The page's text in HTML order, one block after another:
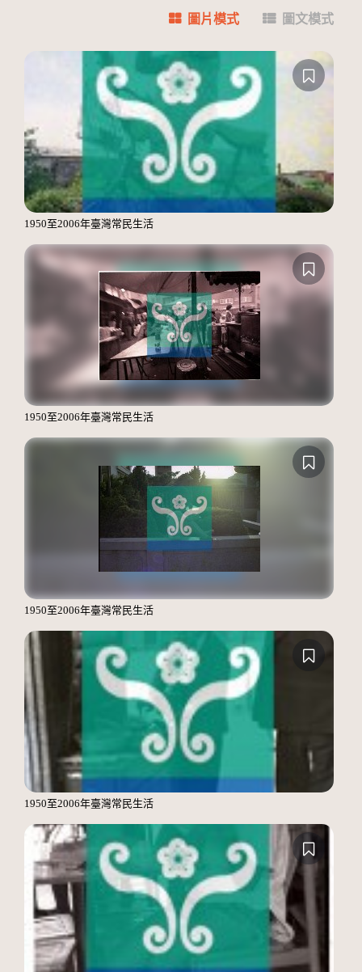
圖片模式 圖文模式
1950至2006年臺灣常民生活
1950至2006年臺灣常民生活
1950至2006年臺灣常民生活
1950至2006年臺灣常民生活